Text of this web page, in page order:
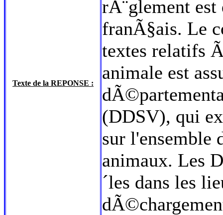
Texte de la REPONSE :
rÃ¨glement
franÃ§ais. Le
textes relatifs
animale est
(DDSV), qui
sur
animaux. Les
´les dans les